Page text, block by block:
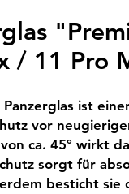
/ 11 Pro
Panzerglas ist
vor
ca. 45° wirkt
sorgt für
besticht